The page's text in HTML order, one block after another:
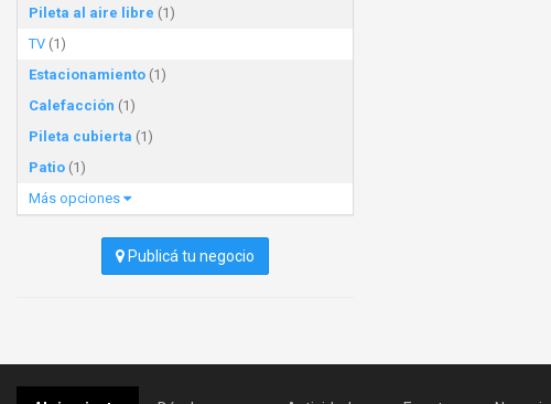
Pileta al aire libre (1)
TV (1)
Estacionamiento (1)
Calefacción (1)
Pileta cubierta (1)
Patio (1)
Más opciones
Publicá tu negocio